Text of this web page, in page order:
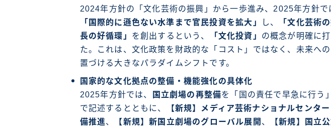
2024年方針の「文化芸術の振興」から一歩進み、2025年方針で
「国際的に遜色ない水準まで官民投資を拡大」
し、
「文化芸術
長の好循環」 を創出するという、 「文化投資」 の概念が明確に
た。これは、文化政策を財政的な「コスト」ではなく、未来へ
置づける大きなパラダイムシフトです。
国家的な文化拠点の整備・機能強化の具体化
2025年方針では、
国立劇場の再整備を「国の責任で早急に行う
で記述するとともに、
【新規】メディア芸術ナショナルセンタ
備推進、 【新規】新国立劇場のグローバル展開 、
【新規】国立